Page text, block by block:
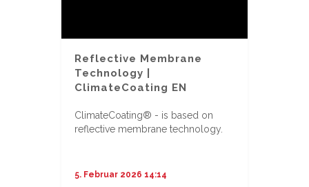
Reflective Membrane
Technology |
ClimateCoating EN
ClimateCoating® - is based on
reflective membrane technology.
5. Februar 2026 14:14